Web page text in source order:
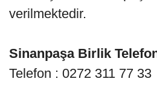
verilmektedir.
Sinanpaşa Birlik
Telefon : 0272 311 77 33